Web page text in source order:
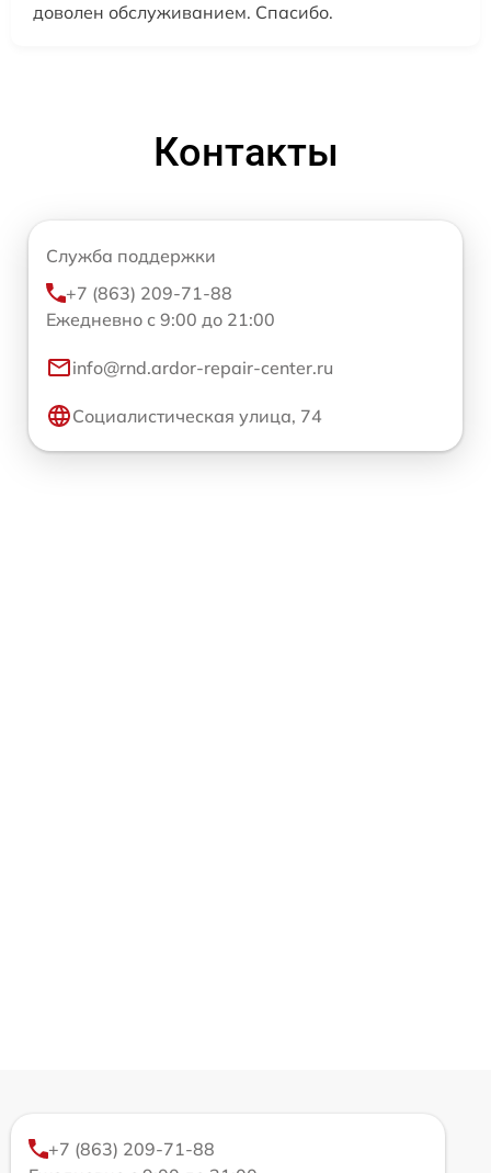
доволен обслуживанием. Спасибо.
Контакты
Служба поддержки
+7 (863) 209-71-88
Ежедневно с 9:00 до 21:00
info@rnd.ardor-repair-center.ru
Социалистическая улица, 74
+7 (863) 209-71-88